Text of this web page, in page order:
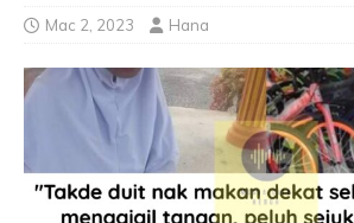
Mac 2, 2023 Hana